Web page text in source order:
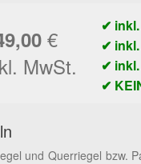
€
MwSt.
✔
✔
✔
✔
und Querriegel bzw.